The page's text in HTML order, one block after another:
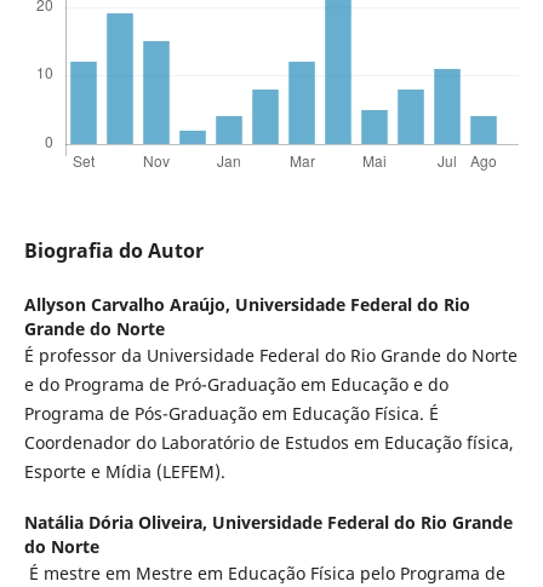
Biografia do Autor
Allyson Carvalho Araújo, Universidade Federal do Rio
Grande do Norte
É professor da Universidade Federal do Rio Grande do Norte
e do Programa de Pró-Graduação em Educação e do
Programa de Pós-Graduação em Educação Física. É
Coordenador do Laboratório de Estudos em Educação física,
Esporte e Mídia (LEFEM).
Natália Dória Oliveira, Universidade Federal do Rio Grande
do Norte
É mestre em Mestre em Educação Física pelo Programa de